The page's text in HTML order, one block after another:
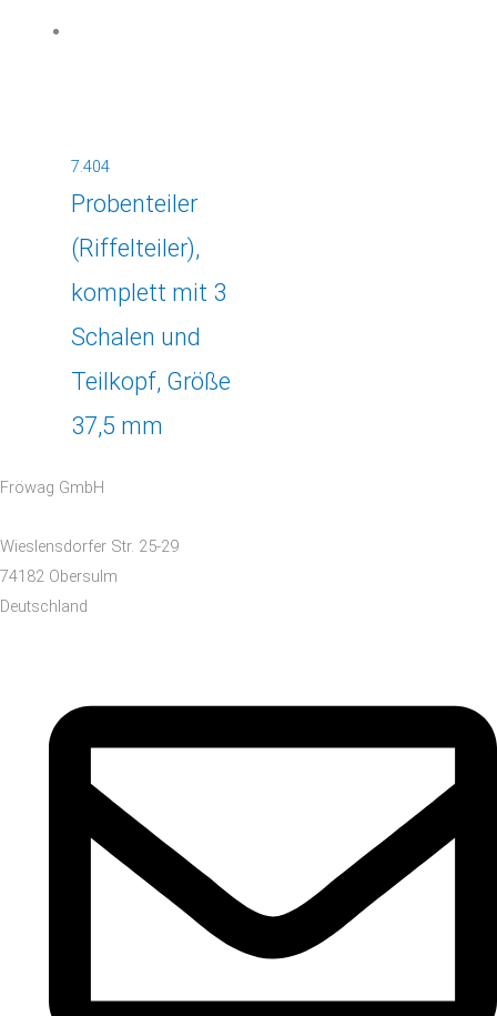
7.404
Probenteiler
(Riffelteiler),
komplett mit 3
Schalen und
Teilkopf, Größe
37,5 mm
Fröwag GmbH
Wieslensdorfer Str. 25-29
74182 Obersulm
Deutschland